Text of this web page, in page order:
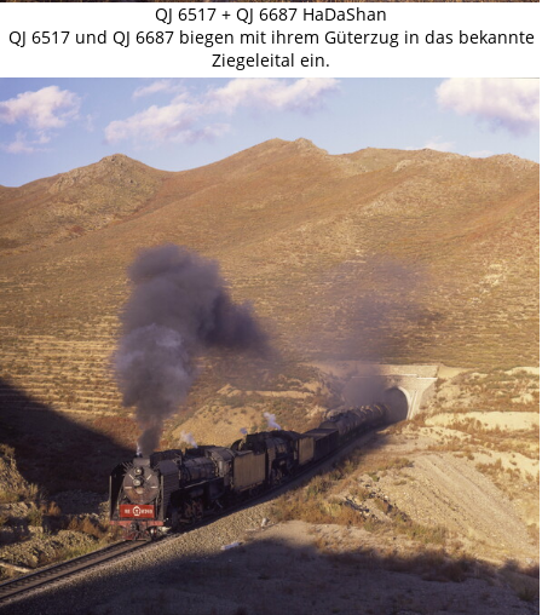
QJ 6517 + QJ 6687 HaDaShan
QJ 6517 und QJ 6687 biegen mit ihrem Güterzug in das bekannte
Ziegeleital ein.